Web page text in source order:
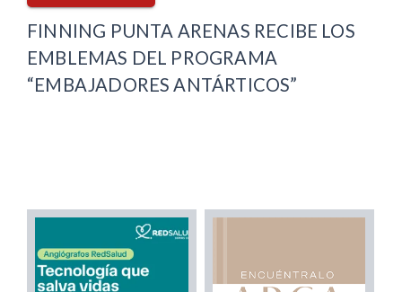
FINNING PUNTA ARENAS RECIBE LOS
EMBLEMAS DEL PROGRAMA
“EMBAJADORES ANTÁRTICOS”